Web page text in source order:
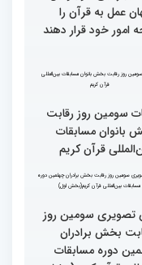
عمل به قرآن را
امور خود قرار دهند
سومین روز رقابت
بانوان مسابقات
قرآن کریم